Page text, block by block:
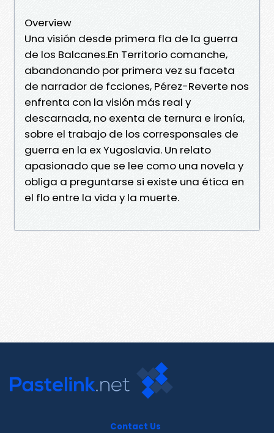
Overview
Una visión desde primera fla de la guerra
de los Balcanes.En Territorio comanche,
abandonando por primera vez su faceta
de narrador de fcciones, Pérez-Reverte nos
enfrenta con la visión más real y
descarnada, no exenta de ternura e ironía,
sobre el trabajo de los corresponsales de
guerra en la ex Yugoslavia. Un relato
apasionado que se lee como una novela y
obliga a preguntarse si existe una ética en
el flo entre la vida y la muerte.
Contact Us